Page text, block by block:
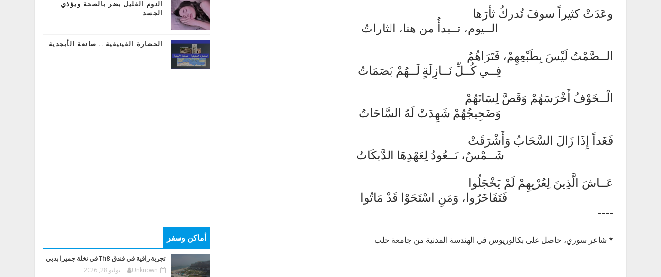
وعَدَتْ كثيراً سوفَ تُدركُ ثأرَها
الــيوم، تــبدأُ من هنا، الثاراتُ
الــصَّمْتُ لَيْسَ بِطَبْعِهِمْ، فَتَرَاهُمُ
فِــي كُــلِّ نَــازِلَةٍ لَــهُمْ بَصَمَاتُ
الْــخَوْفُ أَخْرَسَهُمْ وَقَصَّ لِسَانَهُمْ
وَضَجِيجُهُمْ شَهِدَتْ لَهُ السَّاحَاتُ
فَغَداً إِذَا زَالَ السَّحَابُ وَأَشْرَقَتْ
شَــمْسٌ، تَــعُودُ لِعَهْدِهَا الدَّبكَاتُ
عَــاشَ الَّذِينَ لِعُرْيِهِمْ لَمْ يَخْجَلُوا
فَتَفَاخَرُوا، وَمَنِ اسْتَحَوْا قَدْ مَاتُوا
----
* شاعر سوري، حاصل على بكالوريوس في الهندسة المدنية من جامعة حلب
النوم القليل يضر بالصحة ويؤذي
الجسد
الحضارة الفينيقية .. صانعة الأبجدية
أماكن وسفر
تجربة راقية في فندق Th8 في نخلة جميرا بدبي
Unknown يوليو 28, 2026